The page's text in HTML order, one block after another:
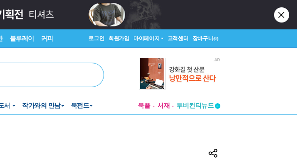
블루레이 커피 로그인 회원가입 마이페이지 고객센터 장바구니(0)
서 작가와의 만남 북펀드 북플 서재
투비컨티뉴드